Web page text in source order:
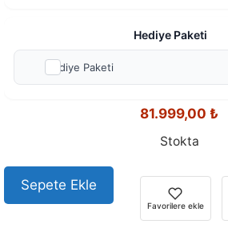
Hediye Paketi
Hediye Paketi
81.999,00 ₺
Stokta
Sepete Ekle
Favorilere ekle